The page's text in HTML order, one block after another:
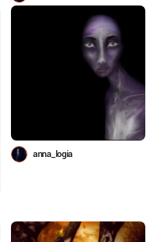
anna_logia